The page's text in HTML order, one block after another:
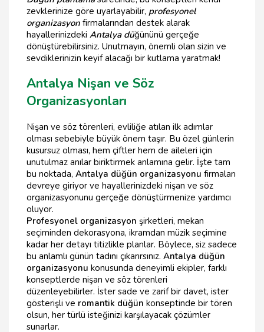
zevklerinize göre uyarlayabilir, profesyonel
organizasyon firmalarından destek alarak
hayallerinizdeki Antalya düğününü gerçeğe
dönüştürebilirsiniz. Unutmayın, önemli olan sizin ve
sevdiklerinizin keyif alacağı bir kutlama yaratmak!
Antalya Nişan ve Söz
Organizasyonları
Nişan ve söz törenleri, evliliğe atılan ilk adımlar
olması sebebiyle büyük önem taşır. Bu özel günlerin
kusursuz olması, hem çiftler hem de aileleri için
unutulmaz anılar biriktirmek anlamına gelir. İşte tam
bu noktada, Antalya düğün organizasyonu firmaları
devreye giriyor ve hayallerinizdeki nişan ve söz
organizasyonunu gerçeğe dönüştürmenize yardımcı
oluyor.
Profesyonel organizasyon şirketleri, mekan
seçiminden dekorasyona, ikramdan müzik seçimine
kadar her detayı titizlikle planlar. Böylece, siz sadece
bu anlamlı günün tadını çıkarırsınız. Antalya düğün
organizasyonu konusunda deneyimli ekipler, farklı
konseptlerde nişan ve söz törenleri
düzenleyebilirler. İster sade ve zarif bir davet, ister
gösterişli ve romantik düğün konseptinde bir tören
olsun, her türlü isteğinizi karşılayacak çözümler
sunarlar.